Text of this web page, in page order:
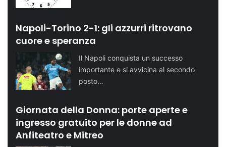
Napoli-Torino 2-1: gli azzurri ritrovano
cuore e speranza
Il Napoli conquista un successo
importante e si avvicina al secondo
posto…
Giornata della Donna: porte aperte e
ingresso gratuito per le donne ad
Anfiteatro e Mitreo